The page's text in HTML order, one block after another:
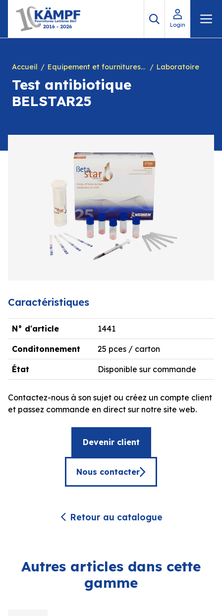
contenu
Login
Accueil Equipement et fournitures pour fromagerie Laboratoire
Test antibiotique
BELSTAR25
Caractéristiques
N° d'article 1441
Conditonnement 25 pces / carton
État Disponible sur commande
Contactez-nous à son sujet ou créez un compte client
et passez commande en direct sur notre site web.
Devenir client
Nous contacter
Retour au catalogue
Autres articles dans cette
gamme